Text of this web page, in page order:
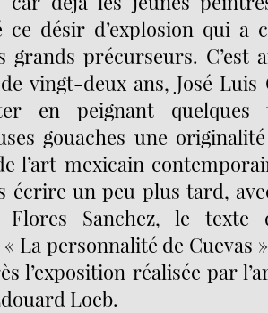
ce désir d’explosion qui a
grands précurseurs. C’est
vingt-deux ans, José Luis
en peignant
gouaches une
l’art mexicain
écrire un peu plus tard,
Flores Sanchez, le texte
La personnalité de Cuevas »
l’exposition réalisée par
Loeb.